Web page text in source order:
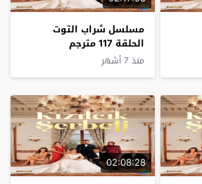
مسلسل شراب التوت
الحلقة 117 مترجم
منذ 7 أشهر
02:08:28